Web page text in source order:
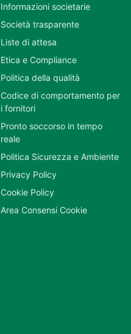
Informazioni societarie
Società trasparente
Liste di attesa
Etica e Compliance
Politica della qualità
Codice di comportamento per
i fornitori
Pronto soccorso in tempo
reale
Politica Sicurezza e Ambiente
Privacy Policy
Cookie Policy
Area Consensi Cookie